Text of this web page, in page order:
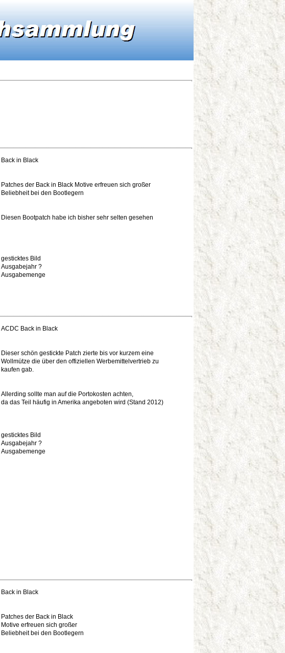
Back in Black
Patches der Back in Black Motive erfreuen sich großer
Beliebheit bei den Bootlegern
Diesen Bootpatch habe ich bisher sehr selten gesehen
gesticktes Bild
Ausgabejahr ?
Ausgabemenge
ACDC Back in Black
Dieser schön gestickte Patch zierte bis vor kurzem eine
Wollmütze die über den offiziellen Werbemittelvertrieb zu
kaufen gab.
Allerding sollte man auf die Portokosten achten,
da das Teil häufig in Amerika angeboten wird (Stand 2012)
gesticktes Bild
Ausgabejahr ?
Ausgabemenge
Back in Black
Patches der Back in Black
Motive erfreuen sich großer
Beliebheit bei den Bootlegern